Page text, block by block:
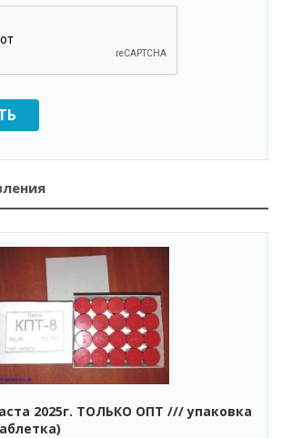
2025г. ТОЛЬКО ОПТ /// упаковка